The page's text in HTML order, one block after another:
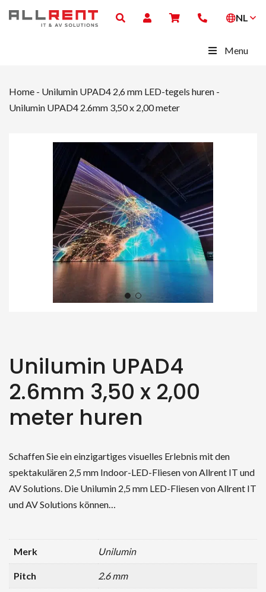
NL
Menu
Home - Unilumin UPAD4 2,6 mm LED-tegels huren -
Unilumin UPAD4 2.6mm 3,50 x 2,00 meter
Unilumin UPAD4
2.6mm 3,50 x 2,00
meter huren
Schaffen Sie ein einzigartiges visuelles Erlebnis mit den
spektakulären 2,5 mm Indoor-LED-Fliesen von Allrent IT und
AV Solutions. Die Unilumin 2,5 mm LED-Fliesen von Allrent IT
und AV Solutions können…
Merk Unilumin
Pitch 2.6 mm